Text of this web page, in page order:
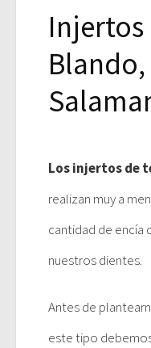
Injertos
Los injertos de
realizan muy a
cantidad de encía
nuestros dientes.
Antes de
este tipo